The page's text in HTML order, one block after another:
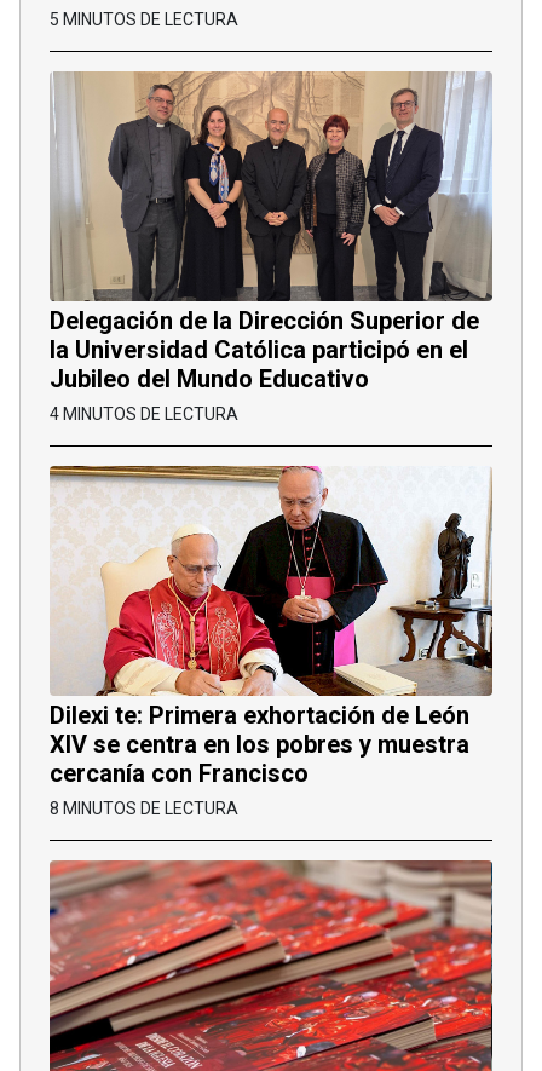
5 MINUTOS DE LECTURA
Delegación de la Dirección Superior de
la Universidad Católica participó en el
Jubileo del Mundo Educativo
4 MINUTOS DE LECTURA
Dilexi te: Primera exhortación de León
XIV se centra en los pobres y muestra
cercanía con Francisco
8 MINUTOS DE LECTURA